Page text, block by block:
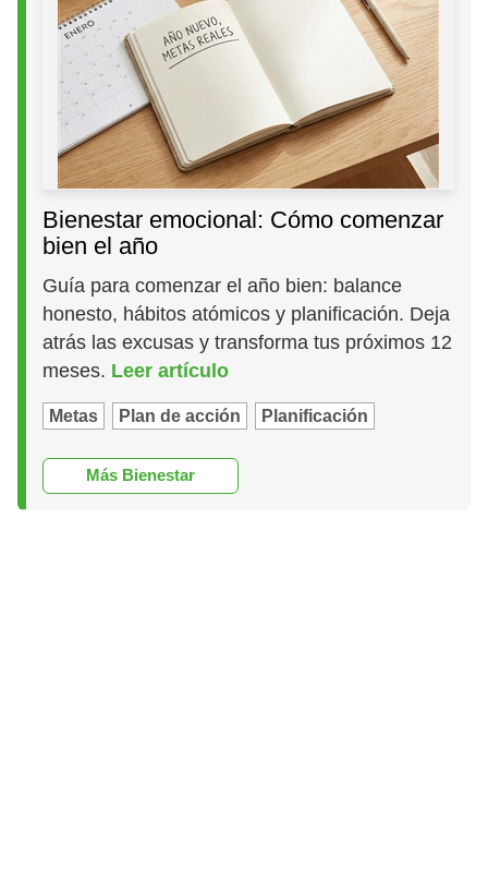
Bienestar emocional: Cómo comenzar
bien el año
Guía para comenzar el año bien: balance
honesto, hábitos atómicos y planificación. Deja
atrás las excusas y transforma tus próximos 12
meses. Leer artículo
Metas Plan de acción Planificación
Más Bienestar